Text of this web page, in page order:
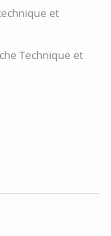
et
Technique et